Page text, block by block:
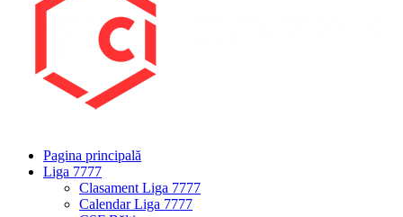
Pagina principală
Liga 7777
Clasament Liga 7777
Calendar Liga 7777